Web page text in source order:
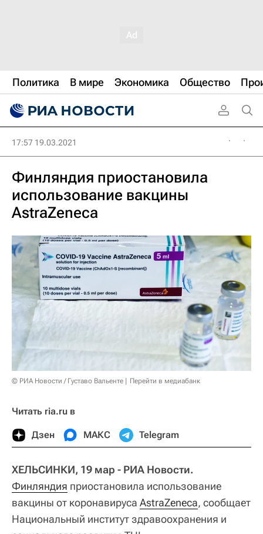
Политика В мире Экономика Общество
17:57 19.03.2021
Финляндия приостановила
использование вакцины
AstraZeneca
© РИА Новости / Густаво Вальенте Перейти в медиабанк
Читать ria.ru в
Дзен МАКС Telegram
ХЕЛЬСИНКИ, 19 мар - РИА Новости.
Финляндия приостановила использование
вакцины от коронавируса AstraZeneca, сообщает
Национальный институт здравоохранения и